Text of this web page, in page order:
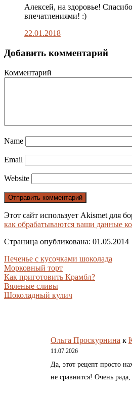
публикации
Алексей, на здоровье!
впечатлениями! :)
22.01.2018
Добавить комментарий
Комментарий
Name
Email
Website
Этот сайт использует Akismet для
как обрабатываются ваши данные
Страница опубликована: 01.05.2014
Печенье с кусочками шоколада
Морковный торт
Как приготовить Крамбл?
Вяленые сливы
Шоколадный кулич
Ольга Проскурнина к
11.07.2026
Да, этот рецепт просто
не сравнится! Очень